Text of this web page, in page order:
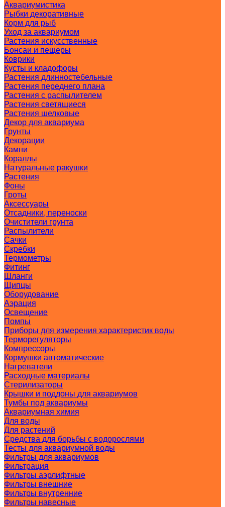
Аквариумистика
Рыбки декоративные
Корм для рыб
Уход за аквариумом
Растения искусственные
Бонсаи и пещеры
Коврики
Кусты и кладофоры
Растения длинностебельные
Растения переднего плана
Растения с распылителем
Растения светящиеся
Растения шелковые
Декор для аквариума
Грунты
Декорации
Камни
Кораллы
Натуральные ракушки
Растения
Фоны
Гроты
Аксессуары
Отсадники, переноски
Очистители грунта
Распылители
Сачки
Скребки
Термометры
Фитинг
Шланги
Щипцы
Оборудование
Аэрация
Освещение
Помпы
Приборы для измерения характеристик воды
Терморегуляторы
Компрессоры
Кормушки автоматические
Нагреватели
Расходные материалы
Стерилизаторы
Крышки и поддоны для аквариумов
Тумбы под аквариумы
Аквариумная химия
Для воды
Для растений
Средства для борьбы с водорослями
Тесты для аквариумной воды
Фильтры для аквариумов
Фильтрация
Фильтры аэрлифтные
Фильтры внешние
Фильтры внутренние
Фильтры навесные